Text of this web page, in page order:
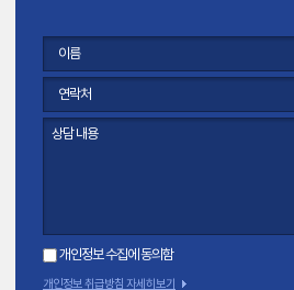
개인정보 수집에 동의함
개인정보 취급방침 자세히보기